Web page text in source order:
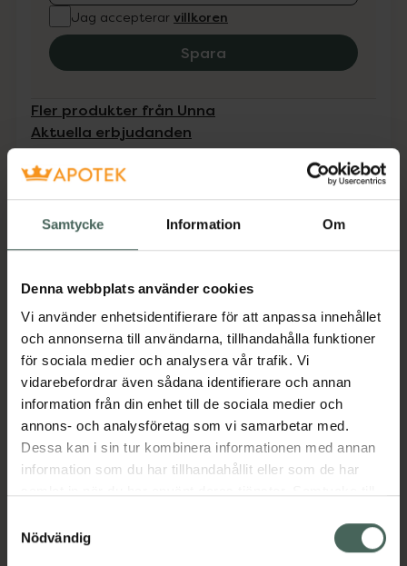
Samtycke Information Om
Denna webbplats använder cookies
Vi använder enhetsidentifierare för att anpassa innehållet
och annonserna till användarna, tillhandahålla funktioner
för sociala medier och analysera vår trafik. Vi
vidarebefordrar även sådana identifierare och annan
information från din enhet till de sociala medier och
annons- och analysföretag som vi samarbetar med.
Dessa kan i sin tur kombinera informationen med annan
information som du har tillhandahållit eller som de har
återkalla ditt samtycke via webbplatsens
cookieinställningar. Ett återkallat samtycke påverkar inte
Nödvändig
Jag accepterar villkoren
Spara
Fler produkter från Unna
Aktuella erbjudanden
Beskrivning Dölj
EU-ekologiskt livsmedel
Unna Ekologisk Modersmjölksersättning steg 1
ges som ersättning för eller tillägg till
bröstmjölk från första levnadsveckan efter
rekommendation av BVC eller barnläkare.
Unna steg 1 är en modersmjölksersättning
baserad på ekologisk mjölk som tillagas enligt
anvisning på förpackningen och täcker
näringsbehovet för ditt spädbarn upp till 6
månader. BVC eller barnläkare ska alltid
rådfrågas innan användning av
är det viktigt att noggrant följa tillrednings-